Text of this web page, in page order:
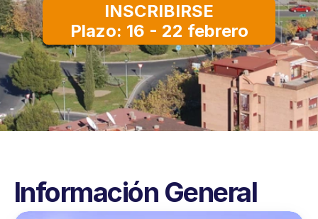
INSCRIBIRSE
Plazo: 16 - 22 febrero
Información General